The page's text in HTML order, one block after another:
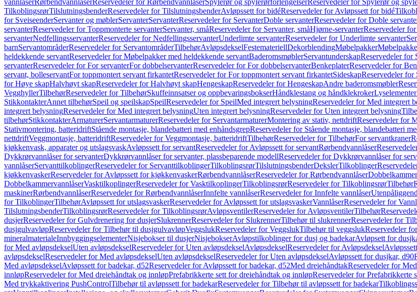
vannlåserRørbendvannlåserReservedeler for RørbendvannlåserSpylerør og spylerørforlengelserReservedeler for Spylerør og
TilkoblingsrørTilslutningsbenderReservedeler for TilslutningsbenderAvløpssett for bidéReservedeler for Avløpssett for bidé
for SveiseenderServanter og møblerServanterServanterReservedeler for ServanterDoble servanterReservedeler for Doble
servanterReservedeler for Toppmonterte servanterServanter, småReservedeler for Servanter, småHjørne-servanterReservedeler
servanterNedfellingsservanterReservedeler for NedfellingsservanterUnderlimte servanterReservedeler for Underlimte servanter
barnServantområderReservedeler for ServantområderTilbehørAvløpsdekselFestemateriellDekorblendingMøbelpakker
heldekkende servantReservedeler for Møbelpakker med heldekkende servantBaderomsmøblerServantunderskapReservedeler for
servanterReservedeler for For servanterFor dobbelservanterReservedeler for For dobbelservanterBenkeplaterReservedeler for
servant, bolleservantFor toppmontert servant firkantetReservedeler for For toppmontert servant firkantetSideskapReservedeler for
for Høye skapHalvhøyt skapReservedeler for Halvhøyt skapHengeskapReservedeler for HengeskapAndre baderomsmøbler
VegghyllerTilbehørReservedeler for TilbehørSkuffeinnsatser og oppbevaringsbokserHåndklestang og håndklekrokerLyselementer
StikkontakterAnnet tilbehørSpeil og speilskapSpeilReservedeler for SpeilMed integrert belysningReservedeler for Med integrert
integrert belysningReservedeler for Med integrert belysningUten integrert belysningReservedeler for Uten integrert belysning
tilbehørStikkontakterArmaturerServantarmaturerReservedeler for ServantarmaturerMontering av stativ, nettdriftReservedeler for
Stativmontering, batteridriftStående montasje, blandebatteri med enhåndsgrepReservedeler for Stående montasje, blandebatteri
nettdriftVeggmontasje, batteridriftReservedeler for Veggmontasje, batteridriftTilbehørReservedeler for TilbehørFor servantkraner
kjøkkenvask, apparater og utslagsvaskAvløpssett for servantReservedeler for Avløpssett for servantRørbendvannlåser
Dykkrørvannlåser for servanterDykkrørvannlåser for servanter, plassbeparende modellReservedeler for Dykkrørvannlåser for
vannlåserServanttilkoblingerReservedeler for ServanttilkoblingerTilkoblingsrørTilslutningsbenderDekslerTilkoblinger
kjøkkenvaskerReservedeler for Avløpssett for kjøkkenvaskerRørbendvannlåserReservedeler for Rørbendvannlåser
DobbelkammervannlåserVasktilkoplingerReservedeler for VasktilkoplingerTilkoblingsrørReservedeler for TilkoblingsrørTilbehør
maskinerRørbendvannlåserReservedeler for RørbendvannlåserInnfelte vannlåserReservedeler for Innfelte vannlåser
for TilkoblingerTilbehørAvløpssett for utslagsvaskerReservedeler for Avløpssett for utslagsvaskerVannlåserReservedeler for
TilslutningsbenderTilkoblingsrørReservedeler for TilkoblingsrørAvløpsventilerReservedeler for AvløpsventilerTilbehør
dusjerReservedeler for Gulvdrenering for dusjerSlukrennerReservedeler for SlukrennerTilbehør til slukrennerReservedeler for
dusjgulvavløpReservedeler for Tilbehør til dusjgulvavløpVeggslukReservedeler for VeggslukTilbehør til veggslukReservedeler
mineralmaterialeInnbyggingselementerNisjebokser til dusjerNisjebokserAvløpstilkoblinger for dusj og badekarAvløpsett for
for Med avløpsdekselUten avløpsdekselReservedeler for Uten avløpsdekselAvløpsdekselReservedeler for Avløpsdeksel
avløpsdekselReservedeler for Med avløpsdekselUten avløpsdekselReservedeler for Uten avløpsdekselAvløpssett for dusjkar, d90
Med avløpsdekselAvløpssett for badekar, d52Reservedeler for Avløpssett for badekar, d52Med dreiehåndtakReservedeler for
innløpReservedeler for Med dreiehåndtak og innløpPrefabrikkerte sett for dreiehåndtak og innløpReservedeler for Prefabrikkerte
Med trykkaktivering PushControlTilbehør til avløpssett for badekarReservedeler for Tilbehør til avløpssett for badekar